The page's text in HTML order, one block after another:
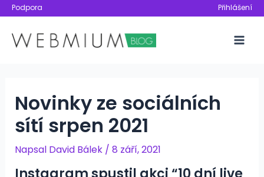
Přeskočit
obsah
Podpora Přihlášení
Novinky ze sociálních
sítí srpen 2021
Napsal David Bálek / 8 září, 2021